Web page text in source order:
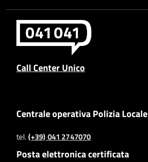
Call Center Unico
Centrale operativa Polizia Locale
tel.(+39) 041 2747070
Posta elettronica certificata